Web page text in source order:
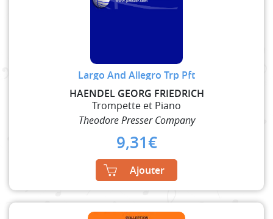
Largo And Allegro Trp Pft
HAENDEL GEORG FRIEDRICH
Trompette et Piano
Theodore Presser Company
9,31€
Ajouter